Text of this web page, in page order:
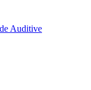
Auditive